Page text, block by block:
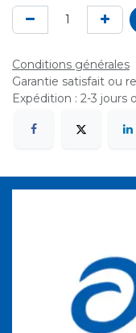
Conditions générales
Garantie satisfait ou
Expédition : 2-3 jours